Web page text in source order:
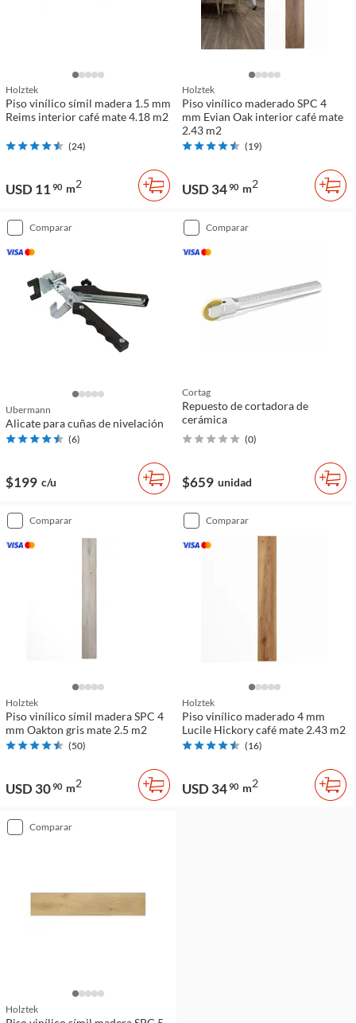
Holztek
Piso vinílico símil madera 1.5 mm
Reims interior café mate 4.18 m2
(24)
USD 11 90 m2
Holztek
Piso vinílico maderado SPC 4
mm Evian Oak interior café mate
2.43 m2
(19)
USD 3490 m2
comparar
Ubermann
Alicate para cuñas de nivelación
(6)
$199 c/u
comparar
Cortag
Repuesto de cortadora de
cerámica
(0)
$659 unidad
comparar
Holztek
Piso vinílico símil madera SPC 4
mm Oakton gris mate 2.5 m2
(50)
USD 3090 m2
comparar
Holztek
Piso vinílico maderado 4 mm
Lucile Hickory café mate 2.43 m2
(16)
USD 3490 m2
comparar
Holztek